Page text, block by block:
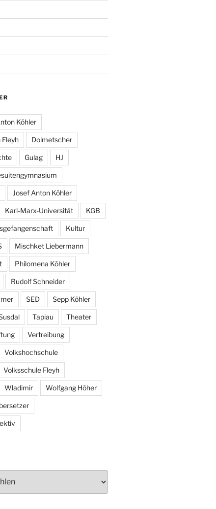
Köhler
Fleyh Dolmetscher
Gulag HJ
Josef Anton Köhler
Karl-Marx-Universität KGB
Kultur
Mischket Liebermann
Philomena Köhler
Rudolf Schneider
SED Sepp Köhler
Tapiau Theater
Vertreibung
Volkshochschule
Volksschule Fleyh
Wladimir Wolfgang Höher